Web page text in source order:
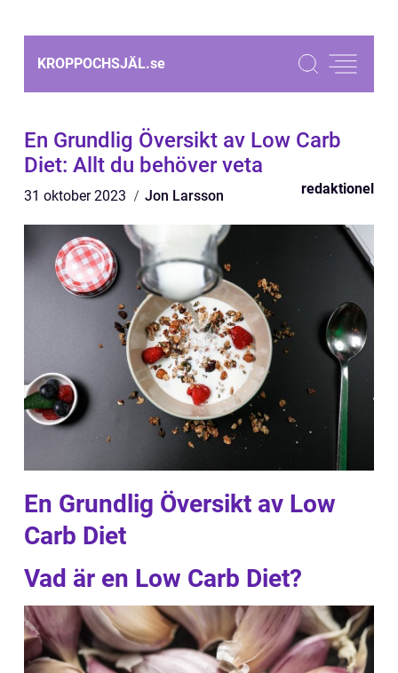
KROPPOCHSJÄL.se
En Grundlig Översikt av Low Carb
Diet: Allt du behöver veta
31 oktober 2023 Jon Larsson redaktionel
En Grundlig Översikt av Low
Carb Diet
Vad är en Low Carb Diet?